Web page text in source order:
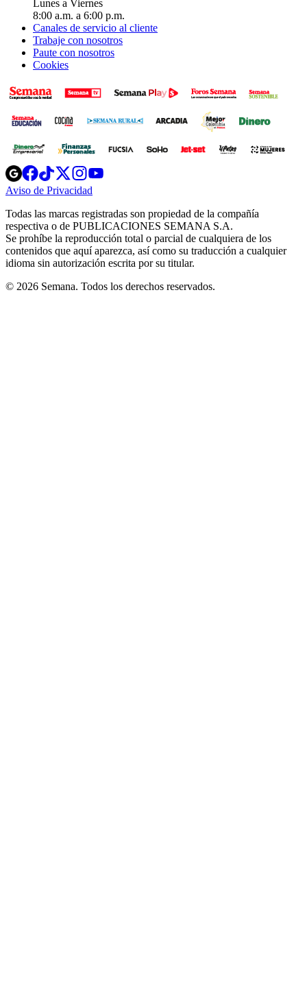
Lunes a Viernes
8:00 a.m. a 6:00 p.m.
Canales de servicio al cliente
Trabaje con nosotros
Paute con nosotros
Cookies
Opens
in
new
Opens
in
new
Opens
in
new
window
Opens
new
windowwindow
Aviso de Privacidad
new
window
Todas las marcas registradas son propiedad de la compañía
respectiva o de PUBLICACIONES SEMANA S.A.
Se prohíbe la reproducción total o parcial de cualquiera de los
contenidos que aquí aparezca, así como su traducción a cualquier
idioma sin autorización escrita por su titular.
© 2026 Semana. Todos los derechos reservados.